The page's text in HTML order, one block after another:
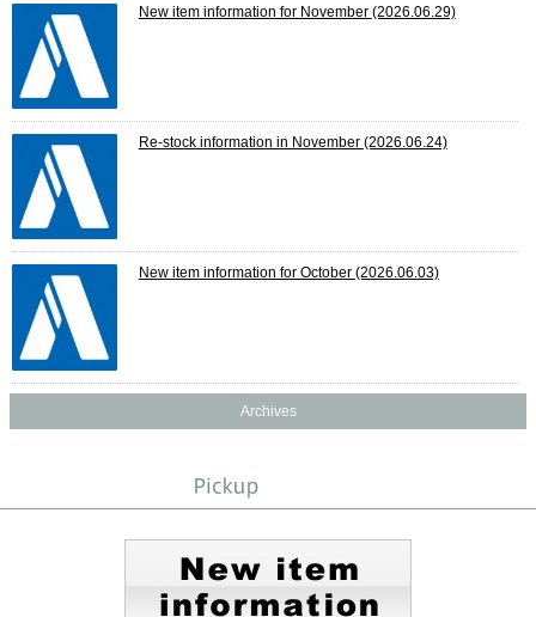
New item information for November (2026.06.29)
Re-stock information in November (2026.06.24)
New item information for October (2026.06.03)
Archives